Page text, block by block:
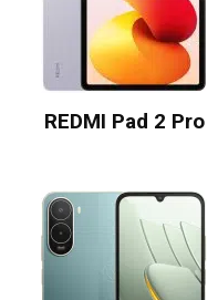
REDMI Pad 2 Pro